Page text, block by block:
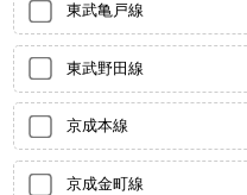
東武亀戸線
東武野田線
京成本線
京成金町線